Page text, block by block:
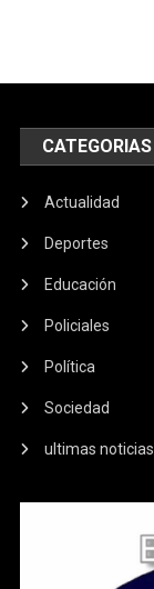
CATEGORIAS
Actualidad
Deportes
Educación
Policiales
Política
Sociedad
ultimas noticias